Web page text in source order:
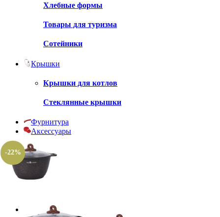
Хлебные формы
Товары для туризма
Сотейники
Крышки
Крышки для котлов
Стеклянные крышки
Фурнитура
Аксессуары
-22%